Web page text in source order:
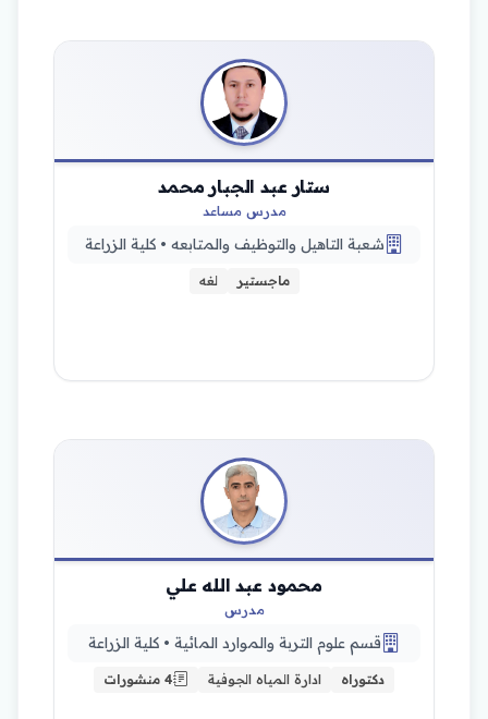
ستار عبد الجبار محمد
مدرس مساعد
شعبة التاهيل والتوظيف والمتابعه • كلية الزراعة
ماجستير لغه
محمود عبد الله علي
مدرس
قسم علوم التربة والموارد المائية • كلية الزراعة
دكتوراه ادارة المياه الجوفية 4 منشورات